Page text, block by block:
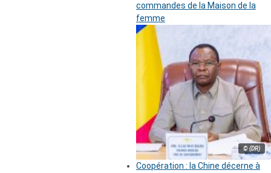
commandes de la Maison de la
femme
© (DR)
Coopération : la Chine décerne à